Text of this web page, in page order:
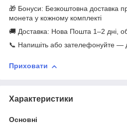
🎁 Бонуси: Безкоштовна доставка
монета у кожному комплекті
🚚 Доставка: Нова Пошта 1–2 дні,
📞 Напишіть або зателефонуйте
Приховати
Характеристики
Основні